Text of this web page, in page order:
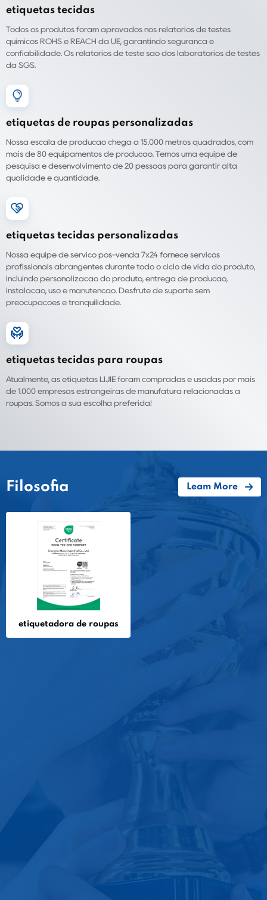
etiquetas tecidas
Todos os produtos foram aprovados nos relatórios de testes
químicos ROHS e REACH da UE, garantindo segurança e
confiabilidade. Os relatórios de teste são dos laboratórios de testes
da SGS.
etiquetas de roupas personalizadas
Nossa escala de produção chega a 15.000 metros quadrados, com
mais de 80 equipamentos de produção. Temos uma equipe de
pesquisa e desenvolvimento de 20 pessoas para garantir alta
qualidade e quantidade.
etiquetas tecidas personalizadas
Nossa equipe de serviço pós-venda 7x24 fornece serviços
profissionais abrangentes durante todo o ciclo de vida do produto,
incluindo personalização do produto, entrega de produção,
instalação, uso e manutenção. Desfrute de suporte sem
preocupações e tranquilidade.
etiquetas tecidas para roupas
Atualmente, as etiquetas LIJIE foram compradas e usadas por mais
de 1.000 empresas estrangeiras de manufatura relacionadas a
roupas. Somos a sua escolha preferida!
Filosofia Leam More
etiquetadora de roupas